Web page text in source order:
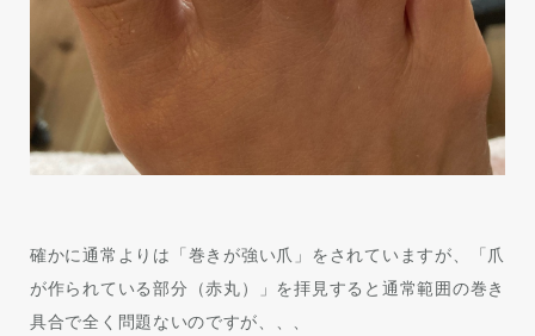
確かに通常よりは「巻きが強い爪」をされていますが、「爪
が作られている部分（赤丸）」を拝見すると通常範囲の巻き
具合で全く問題ないのですが、、、